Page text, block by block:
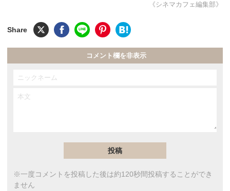
《シネマカフェ編集部》
コメント欄を非表示
※一度コメントを投稿した後は約120秒間投稿することができ
ません